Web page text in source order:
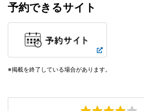
予約できるサイト
掲載を終了している場合があります。